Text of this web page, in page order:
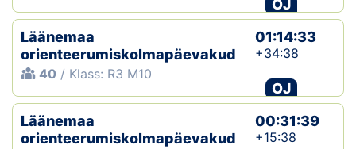
Ajalugu
Koolitused
OTSI
OJ
Läänemaa
orienteerumiskolmapäevakud
40 / Klass: R3 M10
01:14:33
+34:38
OJ
Läänemaa
orienteerumiskolmapäevakud
00:31:39
+15:38